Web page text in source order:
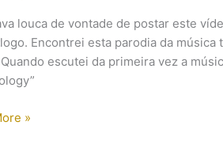
louca de vontade de postar este
Encontrei esta parodia da
escutei da primeira vez a
»